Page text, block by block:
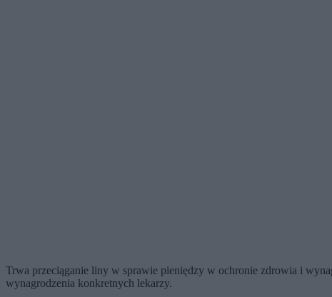
Trwa przeciąganie liny w sprawie pieniędzy w ochronie zdrowia i
wynagrodzenia konkretnych lekarzy.